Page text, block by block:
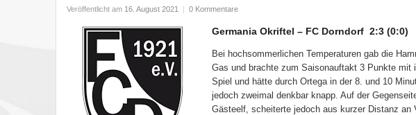
Veröffentlicht am 16. August 2021 | 0 Kommentare
Germania Okriftel – FC Dorndorf 2:3 (0:0)
Bei hochsommerlichen Temperaturen gab die
Gas und brachte zum Saisonauftakt 3 Punkte
Spiel und hätte durch Ortega in der 8. und 10
jedoch zweimal denkbar knapp. Auf der
Gästeelf, scheiterte jedoch aus kurzer Distanz an